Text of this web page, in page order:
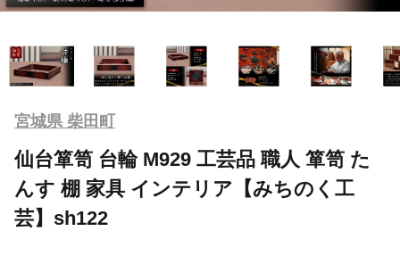
宮城県 柴田町
仙台箪笥 台輪 M929 工芸品 職人 箪笥 た
んす 棚 家具 インテリア【みちのく工
芸】sh122